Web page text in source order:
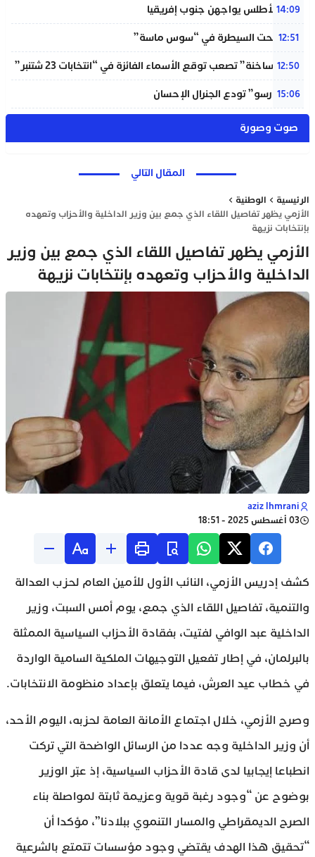
14:09
لبؤات الأطلس يواجهن جنوب إفريقيا
12:51
حريق تحت السيطرة في “سوس ماسة”
12:50
“دوائر ساخنة” تصعب توقع الأسماء الفائزة في “انتخابات 23 شتنبر”
15:06
“المينورسو” تودع الجنرال الإحسان
صوت وصورة
المقال التالي
الرئيسية
الوطنية
الأزمي يظهر تفاصيل اللقاء الذي جمع بين وزير الداخلية والأحزاب وتعهده
بإنتخابات نزيهة
الأزمي يظهر تفاصيل اللقاء الذي جمع بين وزير
الداخلية والأحزاب وتعهده بإنتخابات نزيهة
aziz lhmrani
03 أغسطس 2025 - 18:51
كشف إدريس الأزمي، النائب الأول للأمين العام لحزب العدالة
والتنمية، تفاصيل اللقاء الذي جمع، يوم أمس السبت، وزير
الداخلية عبد الوافي لفتيت، بفقادة الأحزاب السياسية الممثلة
بالبرلمان، في إطار تفعيل التوجيهات الملكية السامية الواردة
في خطاب عيد العرش، فيما يتعلق بإعداد منظومة الانتخابات.
وصرح الأزمي، خلال اجتماع الأمانة العامة لحزبه، اليوم الأحد،
أن وزير الداخلية وجه عددا من الرسائل الواضحة التي تركت
انطباعا إيجابيا لدى قادة الأحزاب السياسية، إذ عبّر الوزير
بوضوح عن “وجود رغبة قوية وعزيمة ثابتة لمواصلة بناء
الصرح الديمقراطي والمسار التنموي ببلادنا”، مؤكدا أن
“تحقيق هذا الهدف يقتضي وجود مؤسسات تتمتع بالشرعية